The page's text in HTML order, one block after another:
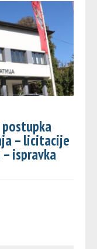
– licitacije
ispravka